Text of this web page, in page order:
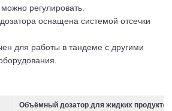
регулировать.
оснащена системой отсечки
для работы в тандеме с другими
Объёмный дозатор для жидких продуктов